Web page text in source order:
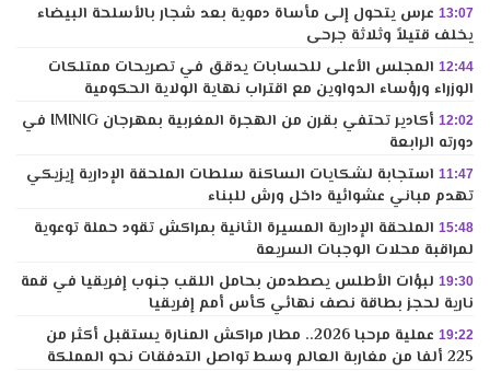
13:07 عرس يتحول إلى مأساة دموية بعد شجار بالأسلحة البيضاء
يخلف قتيلاً وثلاثة جرحى
12:44 المجلس الأعلى للحسابات يدقق في تصريحات ممتلكات
الوزراء ورؤساء الدواوين مع اقتراب نهاية الولاية الحكومية
12:02
أكادير تحتفي بقرن من الهجرة المغربية بمهرجان IMINIG في
دورته الرابعة
11:47 استجابة لشكايات الساكنة سلطات الملحقة الإدارية إيزيكي
تهدم مباني عشوائية داخل ورش للبناء
15:48 الملحقة الإدارية المسيرة الثانية بمراكش تقود حملة توعوية
لمراقبة محلات الوجبات السريعة
19:30 لبؤات الأطلس يصطدمن بحامل اللقب جنوب إفريقيا في قمة
نارية لحجز بطاقة نصف نهائي كأس أمم إفريقيا
19:22
عملية مرحبا 2026.. مطار مراكش المنارة يستقبل أكثر من
225 ألفا من مغاربة العالم وسط تواصل التدفقات نحو المملكة